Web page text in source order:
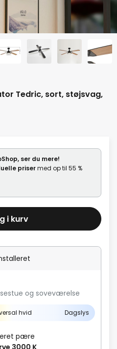
Tedric, sort, støjsvag,
ser du mere!
prisermed op til 55 %
i kurv
og soveværelse
hvid Dagslys
pære